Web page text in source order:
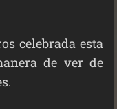
celebrada esta
de ver de